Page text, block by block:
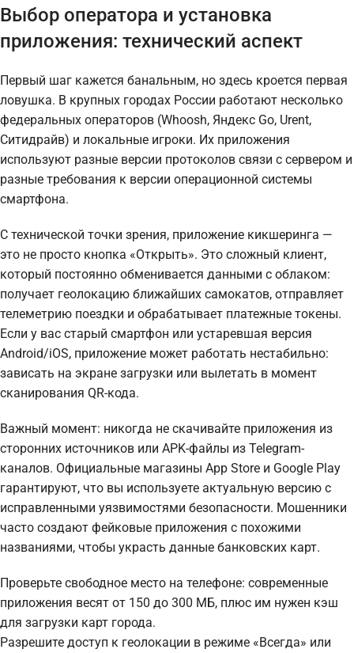
Выбор оператора и установка
приложения: технический аспект
Первый шаг кажется банальным, но здесь кроется первая
ловушка. В крупных городах России работают несколько
федеральных операторов (Whoosh, Яндекс Go, Urent,
Ситидрайв) и локальные игроки. Их приложения
используют разные версии протоколов связи с сервером и
разные требования к версии операционной системы
смартфона.
С технической точки зрения, приложение кикшеринга —
это не просто кнопка «Открыть». Это сложный клиент,
который постоянно обменивается данными с облаком:
получает геолокацию ближайших самокатов, отправляет
телеметрию поездки и обрабатывает платежные токены.
Если у вас старый смартфон или устаревшая версия
Android/iOS, приложение может работать нестабильно:
зависать на экране загрузки или вылетать в момент
сканирования QR-кода.
Важный момент: никогда не скачивайте приложения из
сторонних источников или APK-файлы из Telegram-
каналов. Официальные магазины App Store и Google Play
гарантируют, что вы используете актуальную версию с
исправленными уязвимостями безопасности. Мошенники
часто создают фейковые приложения с похожими
названиями, чтобы украсть данные банковских карт.
Проверьте свободное место на телефоне: современные
приложения весят от 150 до 300 МБ, плюс им нужен кэш
для загрузки карт города.
Разрешите доступ к геолокации в режиме «Всегда» или